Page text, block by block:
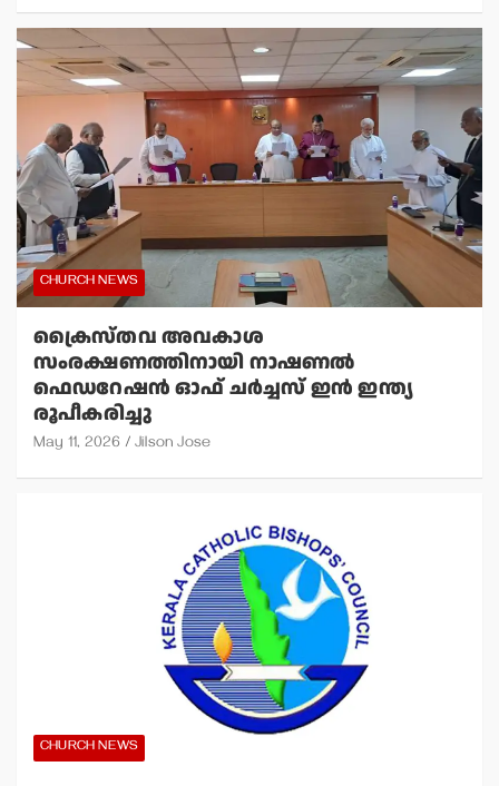
CHURCH NEWS
ക്രൈസ്തവ അവകാശ
സംരക്ഷണത്തിനായി നാഷണല്‍
ഫെഡറേഷന്‍ ഓഫ് ചര്‍ച്ചസ് ഇന്‍ ഇന്ത്യ
രൂപീകരിച്ചു
May 11, 2026 Jilson Jose
CHURCH NEWS